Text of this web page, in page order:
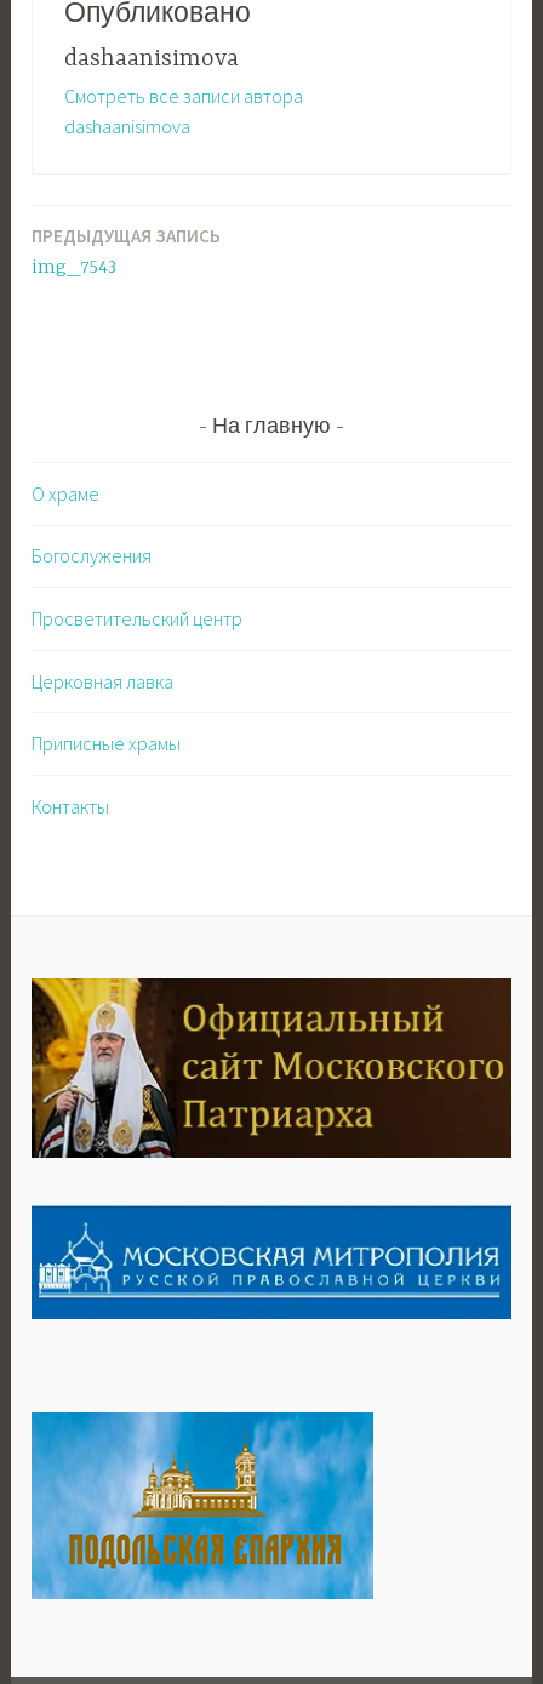
Опубликовано
dashaanisimova
Смотреть все записи автора
dashaanisimova
Навигация
по
ПРЕДЫДУЩАЯ ЗАПИСЬ
img_7543
На главную
О храме
Богослужения
Просветительский центр
Церковная лавка
Приписные храмы
Контакты